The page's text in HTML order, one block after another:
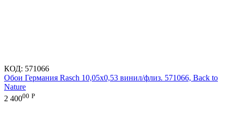
КОД: 571066
Обои Германия Rasch 10,05x0,53 винил/флиз. 571066, Back to
Nature
2 40000 Р